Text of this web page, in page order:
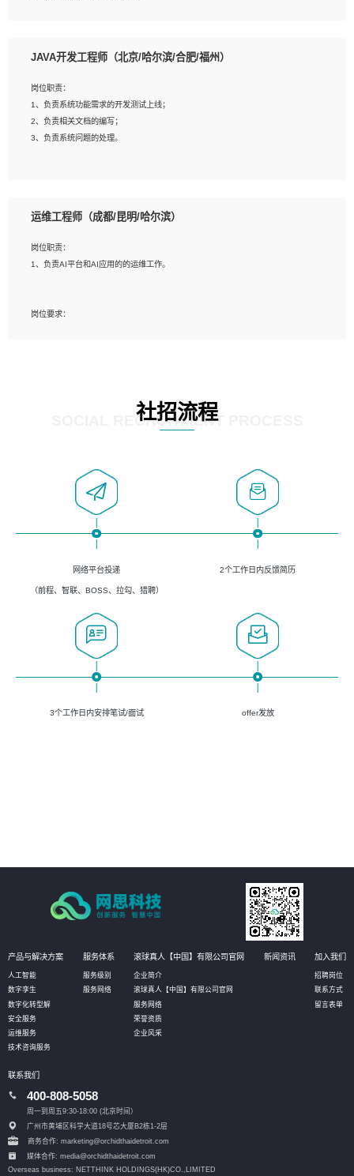
岗位要求：
2、精通linux命令。
3、熟悉oracle、mysql 数据库。
4、善于沟通，具有良好的团队合作精神和协作能力。
5、必须有实际的生产环境系统维护经验。
JAVA开发工程师（北京/哈尔滨/合肥/福州）
岗位职责：
1、负责系统功能需求的开发测试上线；
2、负责相关文档的编写；
3、负责系统问题的处理。
2、熟悉linux命令；
4、熟练使用oracle、mysql进行开发；
5、熟悉流程开发如使用activiti；
运维工程师（成都/昆明/哈尔滨）
岗位职责：
1、负责AI平台和AI应用的的运维工作。
岗位要求：
4、掌握DevOps思想、方法和流程。Jenkins工具使用；
5、掌握常见中间件配置与优化，如mysql、nginx等；
社招流程
SOCIAL RECRUITMENT PROCESS
网络平台投递
（前程、智联、BOSS、拉勾、猎聘）
2个工作日内反馈简历
3个工作日内安排笔试/面试 offer发放
产品与解决方案
人工智能
数字孪生
数字化转型解
安全服务
运维服务
技术咨询服务
服务体系
服务级别
服务网络
滚球真人【中国】有限公司官网
企业简介
滚球真人【中国】有限公司官网
服务网络
荣誉资质
企业风采
新闻资讯 加入我们
招聘岗位
联系方式
留言表单
联系我们
400-808-5058
周一到周五9:30-18:00 (北京时间）
广州市黄埔区科学大道18号芯大厦B2栋1-2层
商务合作: marketing@orchidthaidetroit.com
媒体合作: media@orchidthaidetroit.com
Overseas business: NETTHINK HOLDINGS(HK)CO.,LIMITED